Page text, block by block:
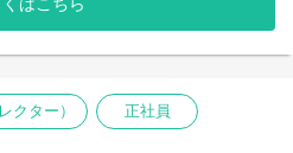
行いますので、ガイド経験や専門
なE-BIKE。スタイリッシュな自
ター） 正社員